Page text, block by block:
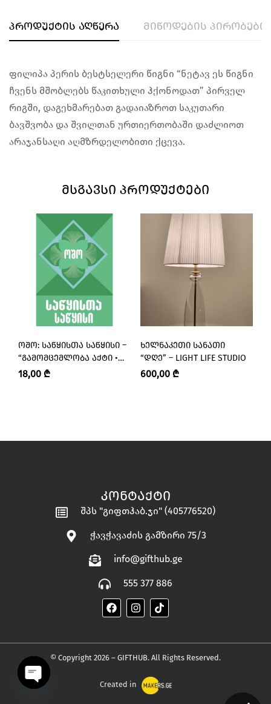
პროდუქტის აღწერა მიწოდების პირობები
ფილიპა პერის ბესტსელერი წიგნი “ნეტავ ეს წიგნი
ჩვენს მშობლებს წაკითხული ჰქონოდათ” პირველ
რიგში, დაგეხმარებათ გადაიაზროთ საკუთარი
ბავშვობა და შვილთან ურთიერთობაში დაძლიოთ
არაჯანსაღი აღმზრდელობითი ქცევა.
ᲛᲡᲒᲐᲕᲡᲘ ᲞᲠᲝᲓᲣᲥᲢᲔᲑᲘ
ᲝᲨᲝ: ᲡᲐᲬᲧᲘᲡᲗᲐ ᲡᲐᲬᲧᲘᲡᲘ –
“ᲒᲐᲛᲝᲛᲪᲔᲛᲚᲝᲑᲐ ᲐᲥᲢᲘ •
AKTI PUBLISHING”
18,00 ₾
ᲮᲔᲚᲜᲐᲙᲔᲗᲘ ᲡᲐᲜᲐᲗᲘ
“ᲓᲦᲔ” – LIGHT LIFE STUDIO
600,00 ₾
ᲙᲝᲜᲢᲐᲥᲢᲘ
შპს "გიფთჰაბ.ჯი" (405776520)
ჭავჭავაძის გამზირი 75/3
info@gifthub.ge
555 377 886
© Copyright 2026 – GIFTHUB. All Rights Reserved.
Created in